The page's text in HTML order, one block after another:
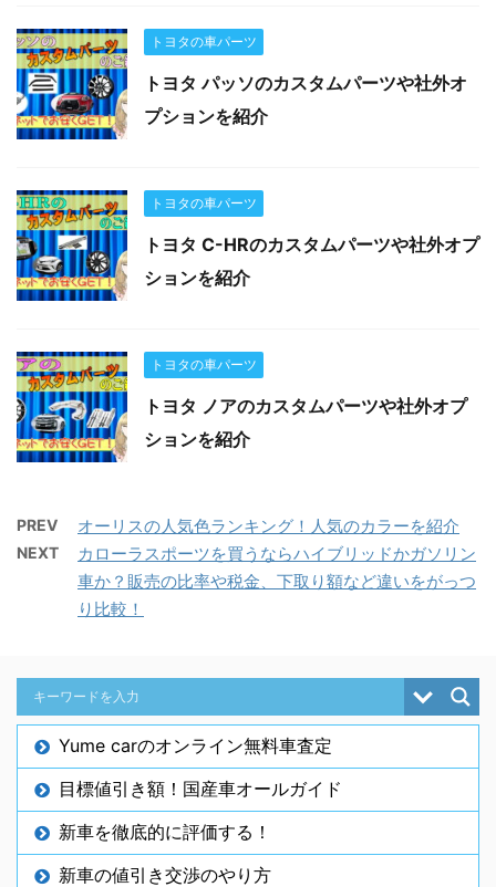
トヨタの車パーツ
トヨタ パッソのカスタムパーツや社外オ
プションを紹介
トヨタの車パーツ
トヨタ C-HRのカスタムパーツや社外オプ
ションを紹介
トヨタの車パーツ
トヨタ ノアのカスタムパーツや社外オプ
ションを紹介
PREV オーリスの人気色ランキング！人気のカラーを紹介
NEXT
カローラスポーツを買うならハイブリッドかガソリン
車か？販売の比率や税金、下取り額など違いをがっつ
り比較！
Yume carのオンライン無料車査定
目標値引き額！国産車オールガイド
新車を徹底的に評価する！
新車の値引き交渉のやり方